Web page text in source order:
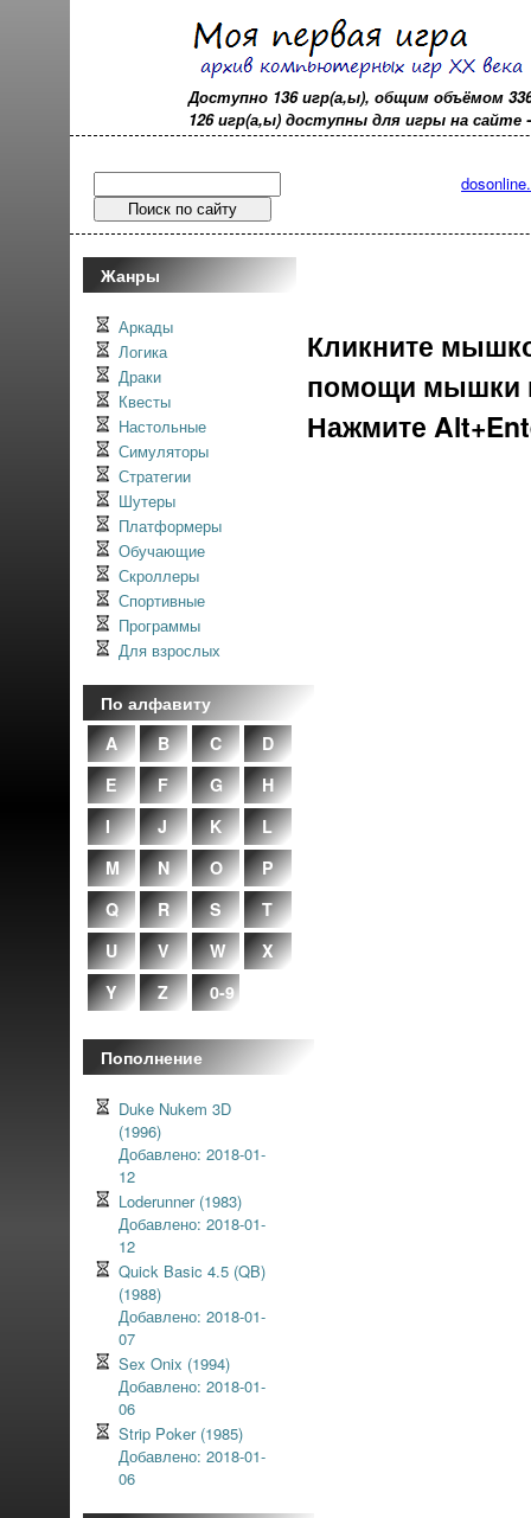
Доступно 136 игр(а,ы), общим объёмом
126 игр(а,ы) доступны для игры на сайте
Жанры
Аркады
Логика
Драки
Квесты
Настольные
Симуляторы
Стратегии
Шутеры
Платформеры
Обучающие
Скроллеры
Спортивные
Программы
Для взрослых
По алфавиту
A
B C
D
E
F G
H
I
J K
L
M
N O
P
Q
R S
T
U
V W
X
Y
Z 0-9
Пополнение
Duke Nukem 3D
(1996)
Добавлено: 2018-01-
12
Loderunner (1983)
Добавлено: 2018-01-
12
Quick Basic 4.5 (QB)
(1988)
Добавлено: 2018-01-
07
Sex Onix (1994)
Добавлено: 2018-01-
06
Strip Poker (1985)
Добавлено: 2018-01-
06
Кликните
помощи мышки
Нажмите